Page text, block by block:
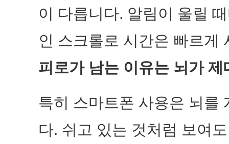
이 다릅니다. 알림이 울릴
인 스크롤로 시간은 빠르게
피로가 남는 이유는 뇌가
특히 스마트폰 사용은 뇌를
다. 쉬고 있는 것처럼 보여